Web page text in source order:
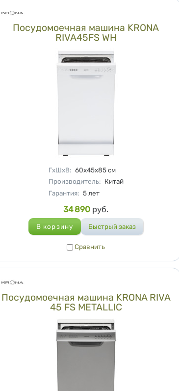
Посудомоечная машина KRONA
RIVA45FS WH
Характеристики
ГхШхВ: 60х45х85 см
Производитель: Китай
Гарантия: 5 лет
34 890 руб.
Сравнить
Посудомоечная машина KRONA RIVA
45 FS METALLIC